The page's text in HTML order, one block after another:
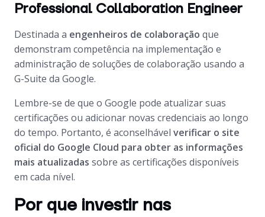
Professional Collaboration Engineer
Destinada a engenheiros de colaboração que
demonstram competência na implementação e
administração de soluções de colaboração usando a
G-Suite da Google.
Lembre-se de que o Google pode atualizar suas
certificações ou adicionar novas credenciais ao longo
do tempo. Portanto, é aconselhável verificar o site
oficial do Google Cloud para obter as informações
mais atualizadas sobre as certificações disponíveis
em cada nível.
Por que investir nas